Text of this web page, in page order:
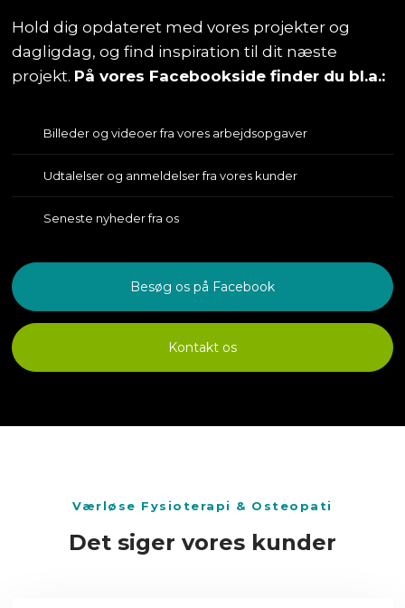
Hold dig opdateret med vores projekter og
dagligdag, og find inspiration til dit næste
projekt. På vores Facebookside finder du bl.a.:
Billeder og videoer fra vores arbejdsopgaver
Udtalelser og anmeldelser fra vores kunder
Seneste nyheder fra os
Besøg os på Facebook
Kontakt os
​Værløse Fysioterapi & Osteopati
Det siger vores kunder